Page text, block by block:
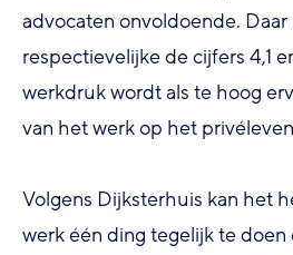
advocaten onvoldoende. Daar
respectievelijke de cijfers 4,1
werkdruk wordt als te hoog
van het werk op het
Volgens Dijksterhuis kan het
werk één ding tegelijk te